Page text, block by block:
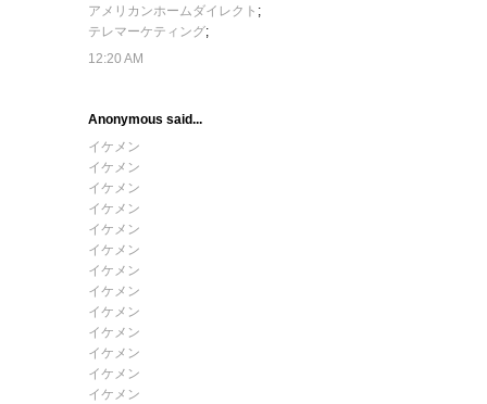
アメリカンホームダイレクト ;
テレマーケティング;
12:20 AM
Anonymous said...
イケメン
イケメン
イケメン
イケメン
イケメン
イケメン
イケメン
イケメン
イケメン
イケメン
イケメン
イケメン
イケメン